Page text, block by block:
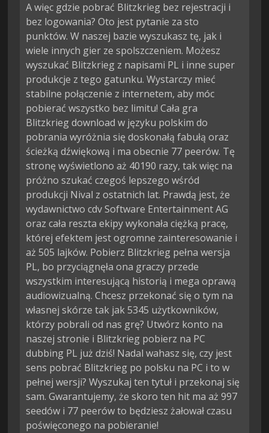
A więc gdzie pobrać Blitzkrieg bez rejestracji i
bez logowania? Oto jest pytanie za sto
punktów. W naszej bazie wyszukasz tę, jak i
wiele innych gier ze spolszczeniem. Możesz
wyszukać Blitzkrieg z napisami PL i inne super
produkcje z tego gatunku. Wystarczy mieć
stabilne połączenie z internetem, aby móc
pobierać wszystko bez limitu! Cała gra
Blitzkrieg download w języku polskim do
pobrania wyróżnia się doskonałą fabułą oraz
ścieżką dźwiękową i ma obecnie 77 peerów. Tę
stronę wyświetlono aż 40190 razy, tak więc na
próżno szukać czegoś lepszego wśród
produkcji Nival z ostatnich lat. Prawdą jest, że
wydawnictwo cdv Software Entertainment AG
oraz cała reszta ekipy wykonała ciężką pracę,
której efektem jest ogromne zainteresowanie i
aż 505 lajków. Pobierz Blitzkrieg pełna wersja
PL, bo przyciągnęła ona graczy przede
wszystkim interesującą historią i mega oprawą
audiowizualną. Chcesz przekonać się o tym na
własnej skórze tak jak 5345 użytkowników,
którzy pobrali od nas grę? Utwórz konto na
naszej stronie i Blitzkrieg pobierz na PC
dubbing PL już dziś! Nadal wahasz się, czy jest
sens pobrać Blitzkrieg po polsku na PC i to w
pełnej wersji? Wyszukaj ten tytuł i przekonaj się
sam. Gwarantujemy, że skoro ten hit ma aż 997
seedów i 77 peerów to będziesz żałował czasu
poświęconego na pobieranie!